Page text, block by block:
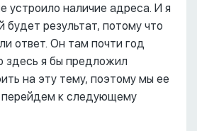
устроило наличие адреса. И я
будет результат, потому что
ответ. Он там почти год
здесь я бы предложил
на эту тему, поэтому мы ее
перейдем к следующему